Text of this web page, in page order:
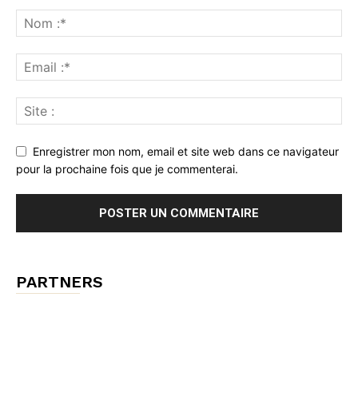
Enregistrer mon nom, email et site web dans ce navigateur
pour la prochaine fois que je commenterai.
PARTNERS